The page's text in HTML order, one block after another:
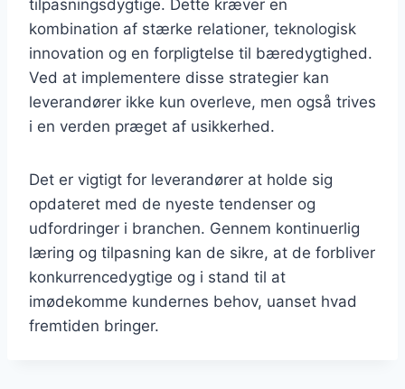
tilpasningsdygtige. Dette kræver en
kombination af stærke relationer, teknologisk
innovation og en forpligtelse til bæredygtighed.
Ved at implementere disse strategier kan
leverandører ikke kun overleve, men også trives
i en verden præget af usikkerhed.
Det er vigtigt for leverandører at holde sig
opdateret med de nyeste tendenser og
udfordringer i branchen. Gennem kontinuerlig
læring og tilpasning kan de sikre, at de forbliver
konkurrencedygtige og i stand til at
imødekomme kundernes behov, uanset hvad
fremtiden bringer.